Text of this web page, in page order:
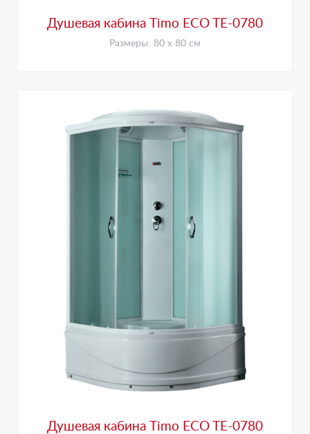
Душевая кабина Timo ECO TE-0780
Размеры: 80 х 80 см
Душевая кабина Timo ECO TE-0780